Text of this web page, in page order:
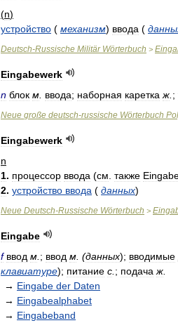
(n)
устройство ( механизм) ввода (
Deutsch-Russische Militär Wörterbuch >
Eingabewerk
n блок м ввода; наборная каретка ж ;
Neue große deutsch-russische Wörterbuch
Eingabewerk
n
1. процессор ввода (см также
2. устройство ввода ( данных)
Neue Deutsch-Russische Wörterbuch >
Eingabe
f ввод м ; ввод м . (данных); вводимые
клавиатуре); питание с ; подача ж
→ Eingabe der Daten
→ Eingabealphabet
→ Eingabeband